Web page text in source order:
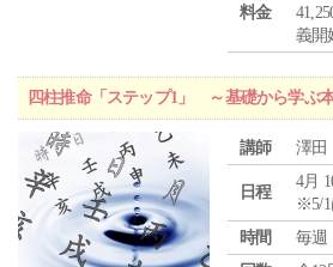
料金
義開
四柱推命「ステップ1」 ～基礎から学ぶ
講師 澤
日程
4月
※5/1
時間
毎週